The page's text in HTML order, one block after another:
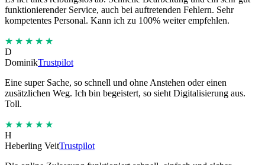
funktionierender Service, auch bei auftretenden Fehlern. Sehr
kompetentes Personal. Kann ich zu 100% weiter empfehlen.
★★★★★
D
DominikTrustpilot
Eine super Sache, so schnell und ohne Anstehen oder einen
zusätzlichen Weg. Ich bin begeistert, so sieht Digitalisierung aus.
Toll.
★★★★★
H
Heberling VeitTrustpilot